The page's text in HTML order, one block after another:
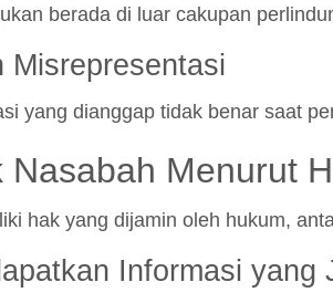
berada di luar cakupan
Misrepresentasi
yang dianggap tidak benar saat
Nasabah Menurut
hak yang dijamin oleh hukum,
Informasi yang